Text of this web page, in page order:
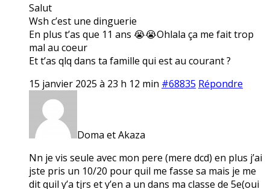
Salut
Wsh c’est une dinguerie
En plus t’as que 11 ans 😭😭Ohlala ça me fait trop
mal au coeur
Et t’as qlq dans ta famille qui est au courant ?
15 janvier 2025 à 23 h 12 min #68835 Répondre
Doma et Akaza
Nn je vis seule avec mon pere (mere dcd) en plus j’ai
jste pris un 10/20 pour quil me fasse sa mais je me
dit quil y’a tjrs et y’en a un dans ma classe de 5e(oui